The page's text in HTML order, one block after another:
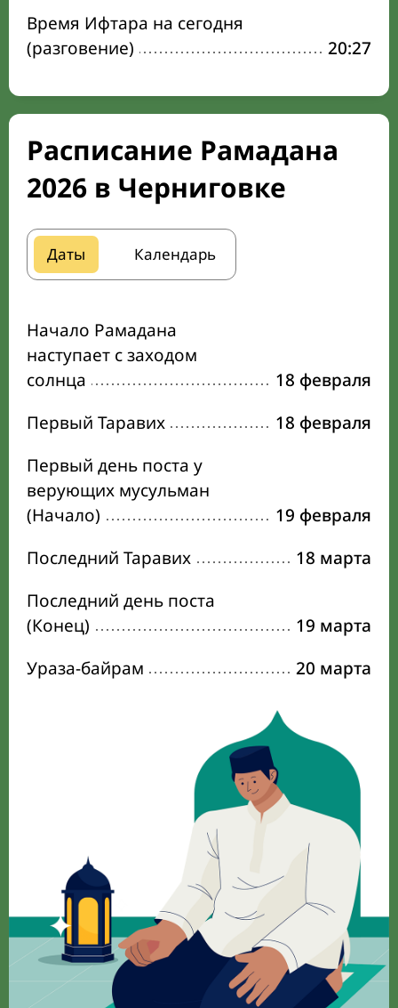
Время Ифтара на сегодня
(разговение)
20:27
Расписание Рамадана
2026 в Черниговке
Даты Календарь
Начало Рамадана
наступает с заходом
солнца
18 февраля
Первый Таравих
18 февраля
Первый день поста у
верующих мусульман
(Начало)
19 февраля
Последний Таравих
18 марта
Последний день поста
(Конец)
19 марта
Ураза-байрам
20 марта